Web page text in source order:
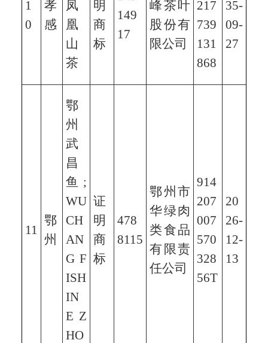
1
0
孝
感
凤
凰
山
茶
明
商
标
149
17
峰茶叶
股份有
限公司
217
739
131
868
35-
09-
27
11
鄂
州
鄂
州
武
昌
鱼;
WU
CH
AN
G F
ISH
IN
E Z
HO
证
明
商
标
478
8115
鄂州市
华绿肉
类食品
有限责
任公司
914
207
007
570
328
56T
20
26-
12-
13